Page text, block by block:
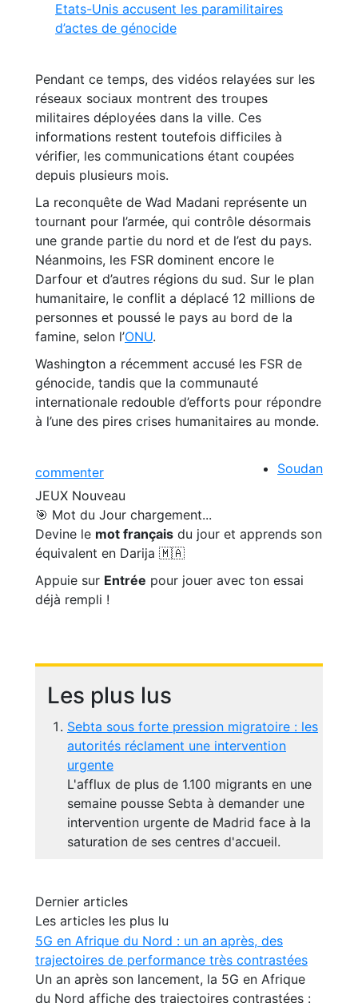
Etats-Unis accusent les paramilitaires
d’actes de génocide
Pendant ce temps, des vidéos relayées sur les
réseaux sociaux montrent des troupes
militaires déployées dans la ville. Ces
informations restent toutefois difficiles à
vérifier, les communications étant coupées
depuis plusieurs mois.
La reconquête de Wad Madani représente un
tournant pour l’armée, qui contrôle désormais
une grande partie du nord et de l’est du pays.
Néanmoins, les FSR dominent encore le
Darfour et d’autres régions du sud. Sur le plan
humanitaire, le conflit a déplacé 12 millions de
personnes et poussé le pays au bord de la
famine, selon l’ONU.
Washington a récemment accusé les FSR de
génocide, tandis que la communauté
internationale redouble d’efforts pour répondre
à l’une des pires crises humanitaires au monde.
commenter
Soudan
JEUX Nouveau
🎯 Mot du Jour chargement...
Devine le mot français du jour et apprends son
équivalent en Darija 🇲🇦
Appuie sur Entrée pour jouer avec ton essai
déjà rempli !
Les plus lus
Sebta sous forte pression migratoire : les
autorités réclament une intervention
urgente
L'afflux de plus de 1.100 migrants en une
semaine pousse Sebta à demander une
intervention urgente de Madrid face à la
saturation de ses centres d'accueil.
Dernier articles
Les articles les plus lu
5G en Afrique du Nord : un an après, des
trajectoires de performance très contrastées
Un an après son lancement, la 5G en Afrique
du Nord affiche des trajectoires contrastées :